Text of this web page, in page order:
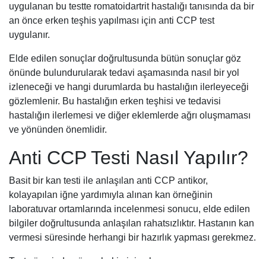
uygulanan bu testte romatoidartrit hastalığı tanısında da bir
an önce erken teşhis yapılması için anti CCP test
uygulanır.
Elde edilen sonuçlar doğrultusunda bütün sonuçlar göz
önünde bulundurularak tedavi aşamasında nasıl bir yol
izleneceği ve hangi durumlarda bu hastalığın ilerleyeceği
gözlemlenir. Bu hastalığın erken teşhisi ve tedavisi
hastalığın ilerlemesi ve diğer eklemlerde ağrı oluşmaması
ve yönünden önemlidir.
Anti CCP Testi Nasıl Yapılır?
Basit bir kan testi ile anlaşılan anti CCP antikor,
kolayapılan iğne yardımıyla alınan kan örneğinin
laboratuvar ortamlarında incelenmesi sonucu, elde edilen
bilgiler doğrultusunda anlaşılan rahatsızlıktır. Hastanın kan
vermesi süresinde herhangi bir hazırlık yapması gerekmez.